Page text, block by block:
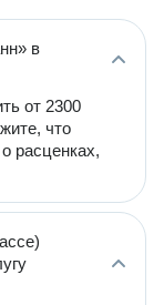
в
от 2300
что
расценках,